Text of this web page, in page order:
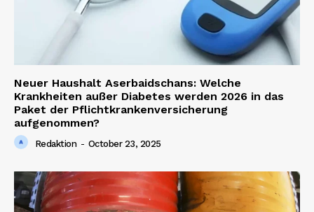
Neuer Haushalt Aserbaidschans: Welche
Krankheiten außer Diabetes werden 2026 in das
Paket der Pflichtkrankenversicherung
aufgenommen?
Redaktion - October 23, 2025